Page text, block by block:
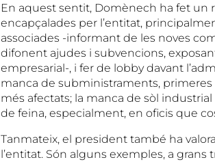
En aquest sentit, Domènech ha fet un
encapçalades per l’entitat,
associades -informant de les noves
difonent ajudes i subvencions,
empresarial-, i fer de lobby davant
manca de subministraments, primeres
més afectats; la manca de sòl
de feina, especialment, en oficis que
Tanmateix, el president també ha
l’entitat. Són alguns exemples, a grans